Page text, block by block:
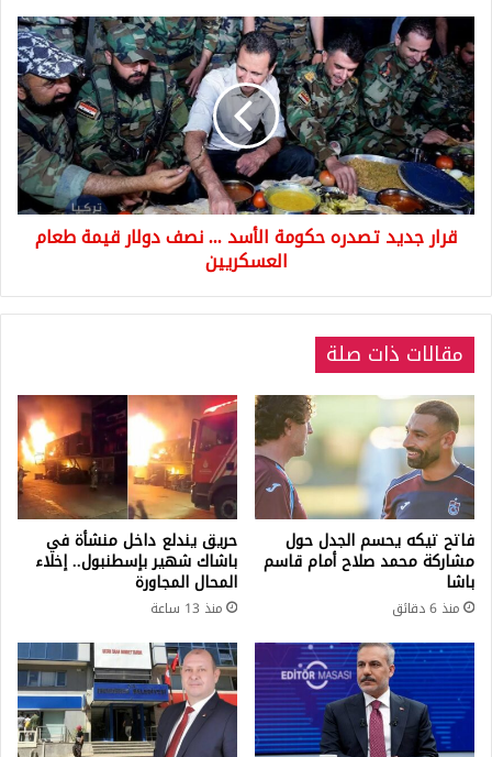
جديد
تصدره
حكومة
الأسد
...
نصف
دولار
قيمة
طعام
العسكريين
قرار جديد تصدره حكومة الأسد ... نصف دولار قيمة طعام
العسكريين
مقالات ذات صلة
فاتح تيكه يحسم الجدل حول
مشاركة محمد صلاح أمام قاسم
باشا
منذ 6 دقائق
حريق يندلع داخل منشأة في
باشاك شهير بإسطنبول.. إخلاء
المحال المجاورة
منذ 13 ساعة